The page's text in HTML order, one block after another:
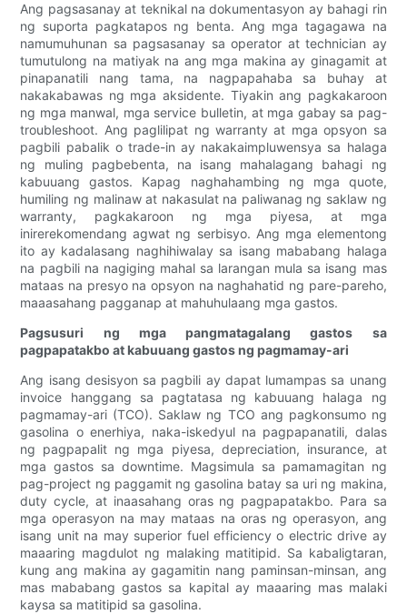
Ang pagsasanay at teknikal na dokumentasyon ay bahagi rin
ng suporta pagkatapos ng benta. Ang mga tagagawa na
namumuhunan sa pagsasanay sa operator at technician ay
tumutulong na matiyak na ang mga makina ay ginagamit at
pinapanatili nang tama, na nagpapahaba sa buhay at
nakakabawas ng mga aksidente. Tiyakin ang pagkakaroon
ng mga manwal, mga service bulletin, at mga gabay sa pag-
troubleshoot. Ang paglilipat ng warranty at mga opsyon sa
pagbili pabalik o trade-in ay nakakaimpluwensya sa halaga
ng muling pagbebenta, na isang mahalagang bahagi ng
kabuuang gastos. Kapag naghahambing ng mga quote,
humiling ng malinaw at nakasulat na paliwanag ng saklaw ng
warranty, pagkakaroon ng mga piyesa, at mga
inirerekomendang agwat ng serbisyo. Ang mga elementong
ito ay kadalasang naghihiwalay sa isang mababang halaga
na pagbili na nagiging mahal sa larangan mula sa isang mas
mataas na presyo na opsyon na naghahatid ng pare-pareho,
maaasahang pagganap at mahuhulaang mga gastos.
Pagsusuri ng mga pangmatagalang gastos sa
pagpapatakbo at kabuuang gastos ng pagmamay-ari
Ang isang desisyon sa pagbili ay dapat lumampas sa unang
invoice hanggang sa pagtatasa ng kabuuang halaga ng
pagmamay-ari (TCO). Saklaw ng TCO ang pagkonsumo ng
gasolina o enerhiya, naka-iskedyul na pagpapanatili, dalas
ng pagpapalit ng mga piyesa, depreciation, insurance, at
mga gastos sa downtime. Magsimula sa pamamagitan ng
pag-project ng paggamit ng gasolina batay sa uri ng makina,
duty cycle, at inaasahang oras ng pagpapatakbo. Para sa
mga operasyon na may mataas na oras ng operasyon, ang
isang unit na may superior fuel efficiency o electric drive ay
maaaring magdulot ng malaking matitipid. Sa kabaligtaran,
kung ang makina ay gagamitin nang paminsan-minsan, ang
mas mababang gastos sa kapital ay maaaring mas malaki
kaysa sa matitipid sa gasolina.